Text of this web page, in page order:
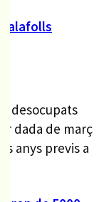
desocupats
dada de març
anys previs a